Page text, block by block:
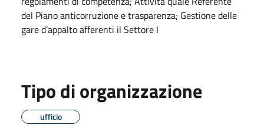
del Piano anticorruzione e trasparenza; Gestione delle
gare d’appalto afferenti il Settore I
Tipo di organizzazione
ufficio